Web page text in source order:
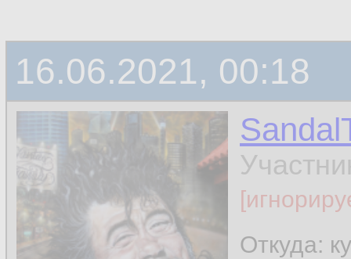
16.06.2021, 00:18
Откуда: